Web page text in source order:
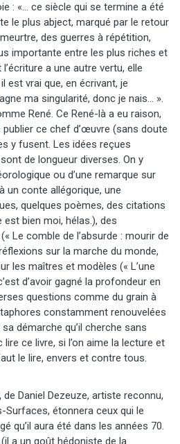
: «… ce siècle qui se termine a été
le plus abject, marqué par le retour
des guerres à répétition,
importante entre les plus riches et
a une autre vertu, elle
est vrai que, en écrivant, je
ma singularité, donc je nais… ».
René. Ce René-là a eu raison,
publier ce chef d’œuvre (sans doute
y fusent. Les idées reçues
de longueur diverses. On y
ou d’une remarque sur
un conte allégorique, une
quelques poèmes, des citations
bien moi, hélas.), des
Le comble de l’absurde : mourir de
sur la marche du monde,
les maîtres et modèles (« L’une
d’avoir gagné la profondeur en
questions comme du grain à
constamment renouvelées
démarche qu’il cherche sans
ce livre, si l’on aime la lecture et
le lire, envers et contre tous.
de Daniel Dezeuze, artiste reconnu,
Surfaces, étonnera ceux qui le
qu’il aura été dans les années 70.
a un goût hédoniste de la